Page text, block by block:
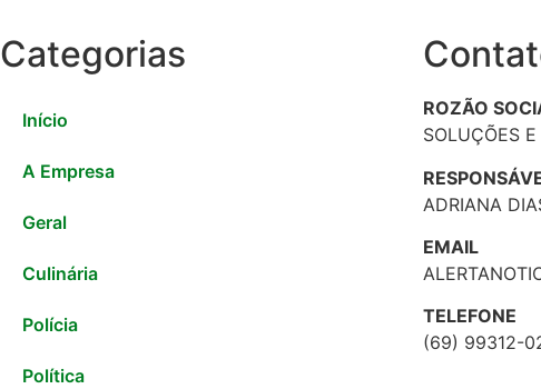
Categorias
Início
A Empresa
Geral
Culinária
Polícia
Política
ROZÃO
SOLUÇÕES
ADRIANA
EMAIL
TELEFONE
(69) 99312-